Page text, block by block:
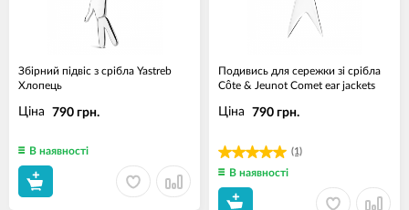
Збірний підвіс з срібла Yastreb
Хлопець
Ціна 790 грн.
В наявності
Подивись для сережки зі срібла
Côte & Jeunot Comet ear jackets
(1)
Ціна 790 грн.
В наявності